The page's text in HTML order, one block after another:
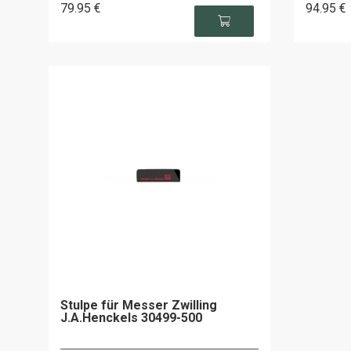
79.95 € 94.95 €
Stulpe für Messer Zwilling
J.A.Henckels 30499-500